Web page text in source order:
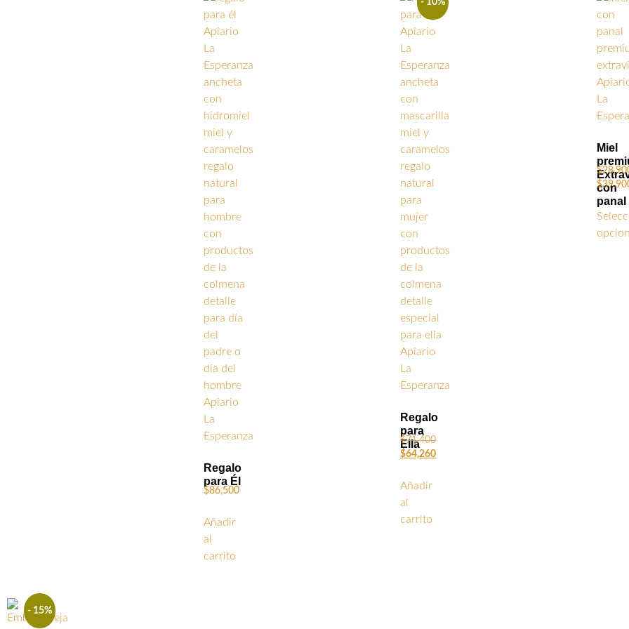
Regalo
para Él
$86,500
Añadir
al
carrito
- 10%
Regalo
para
Ella
$71,400
$64,260
Añadir
al
carrito
Miel
con
panal
$
$
- 15%